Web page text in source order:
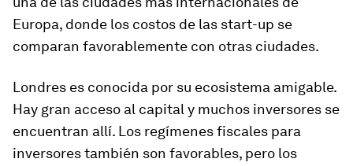
Europa, donde los costos de las start-up se
comparan favorablemente con otras ciudades.
Londres es conocida por su ecosistema amigable.
Hay gran acceso al capital y muchos inversores se
encuentran allí. Los regímenes fiscales para
inversores también son favorables, pero los